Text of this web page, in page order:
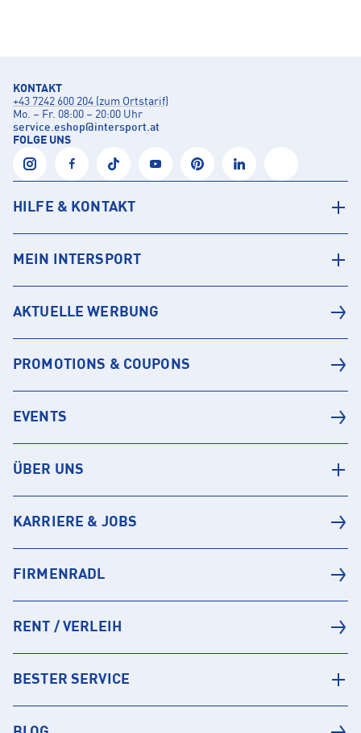
KONTAKT
+43 7242 600 204 (zum Ortstarif)
Mo. – Fr. 08:00 – 20:00 Uhr
service.eshop@intersport.at
FOLGE UNS
HILFE & KONTAKT
MEIN INTERSPORT
AKTUELLE WERBUNG
PROMOTIONS & COUPONS
EVENTS
ÜBER UNS
KARRIERE & JOBS
FIRMENRADL
RENT / VERLEIH
BESTER SERVICE